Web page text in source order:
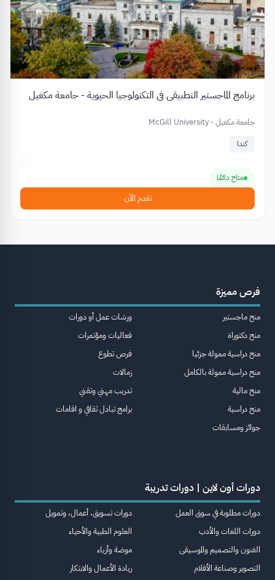
برنامج الماجستير التطبيقي في التكنولوجيا الحيوية - جامعة مكغيل
جامعة مكغيل - McGill University
كندا
متاح دائمًا
تقدم الآن
فرص مميزة
منح ماجستير
منح دكتوراة
منح دراسية ممولة جزئيا
منح دراسية ممولة بالكامل
منح مالية
منح دراسية
جوائز ومسابقات
ورشات عمل أو دورات
فعاليات ومؤتمرات
فرص تطوع
زمالات
تدريب مهني وتقني
برامج تبادل ثقافي و اقامات
دورات أون لاين | دورات تدريبة
دورات مطلوبة في سوق العمل
دورات اللغات والأدب
الفنون والتصميم والموسيقى
التصوير وصناعة الأفلام
دورات تسويق، أعمال، وتمويل
العلوم الطبية والأحياء
موضة وأزياء
ريادة الأعمال والابتكار